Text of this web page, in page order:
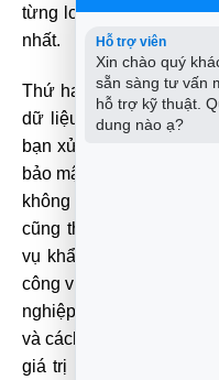
từng loại lỗi và biết
nhất.
Thứ hai, các trung tâm
dữ liệu tuyệt đối. Đây là
bạn xử lý các thông tin
bảo mật nghiêm ngặt,
không bị rò rỉ hoặc truy
cũng thường nhanh
vụ khẩn cấp, giúp bạn
công việc. Ngoài ra, họ
nghiệp, giúp bạn hiểu
và cách phòng ngừa
giá trị lâu dài, không
Hỗ trợ viên
Xin chào quý
sẵn sàng tư vấn
hỗ trợ kỹ thuật.
dung nào ạ?